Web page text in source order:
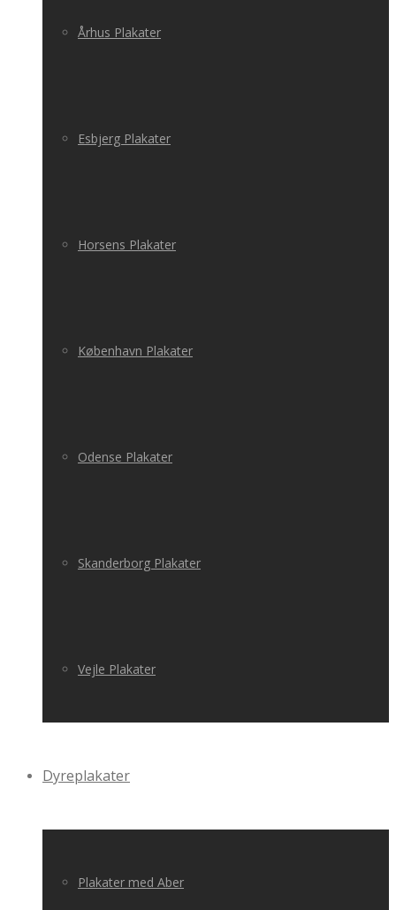
Århus Plakater
Esbjerg Plakater
Horsens Plakater
København Plakater
Odense Plakater
Skanderborg Plakater
Vejle Plakater
Dyreplakater
Plakater med Aber